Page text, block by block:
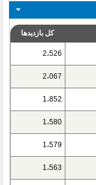
کل بازدیدها
2،526
2،067
1،852
1،580
1،579
1،563